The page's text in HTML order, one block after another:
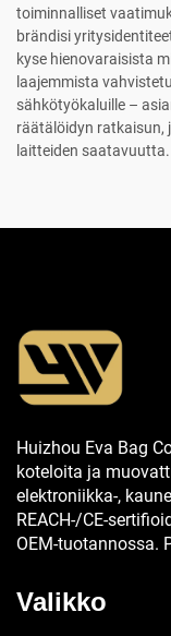
toiminnalliset
brändisi
kyse hienovaraisista
laajemmista
sähkötyökaluille –
räätälöidyn ratkaisun,
laitteiden saatavuutta.
Huizhou Eva Bag
koteloita ja
elektroniikka-,
REACH-/CE-
OEM-tuotannossa.
Valikko